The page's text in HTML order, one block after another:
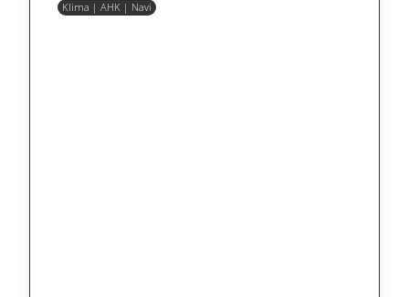
Klima | AHK | Navi